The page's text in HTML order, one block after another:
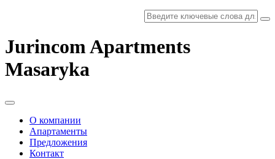
Jurincom Apartments
Masaryka
О компании
Апартаменты
Предложения
Контакт